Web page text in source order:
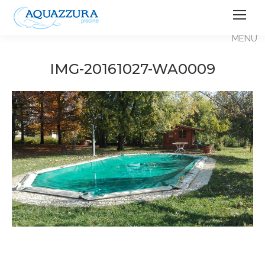
IMG-20161027-WA0009